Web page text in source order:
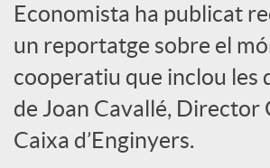
o
c
i
Economista ha publicat
un reportatge sobre el
cooperatiu que inclou les
de Joan Cavallé, Director
Caixa d’Enginyers.